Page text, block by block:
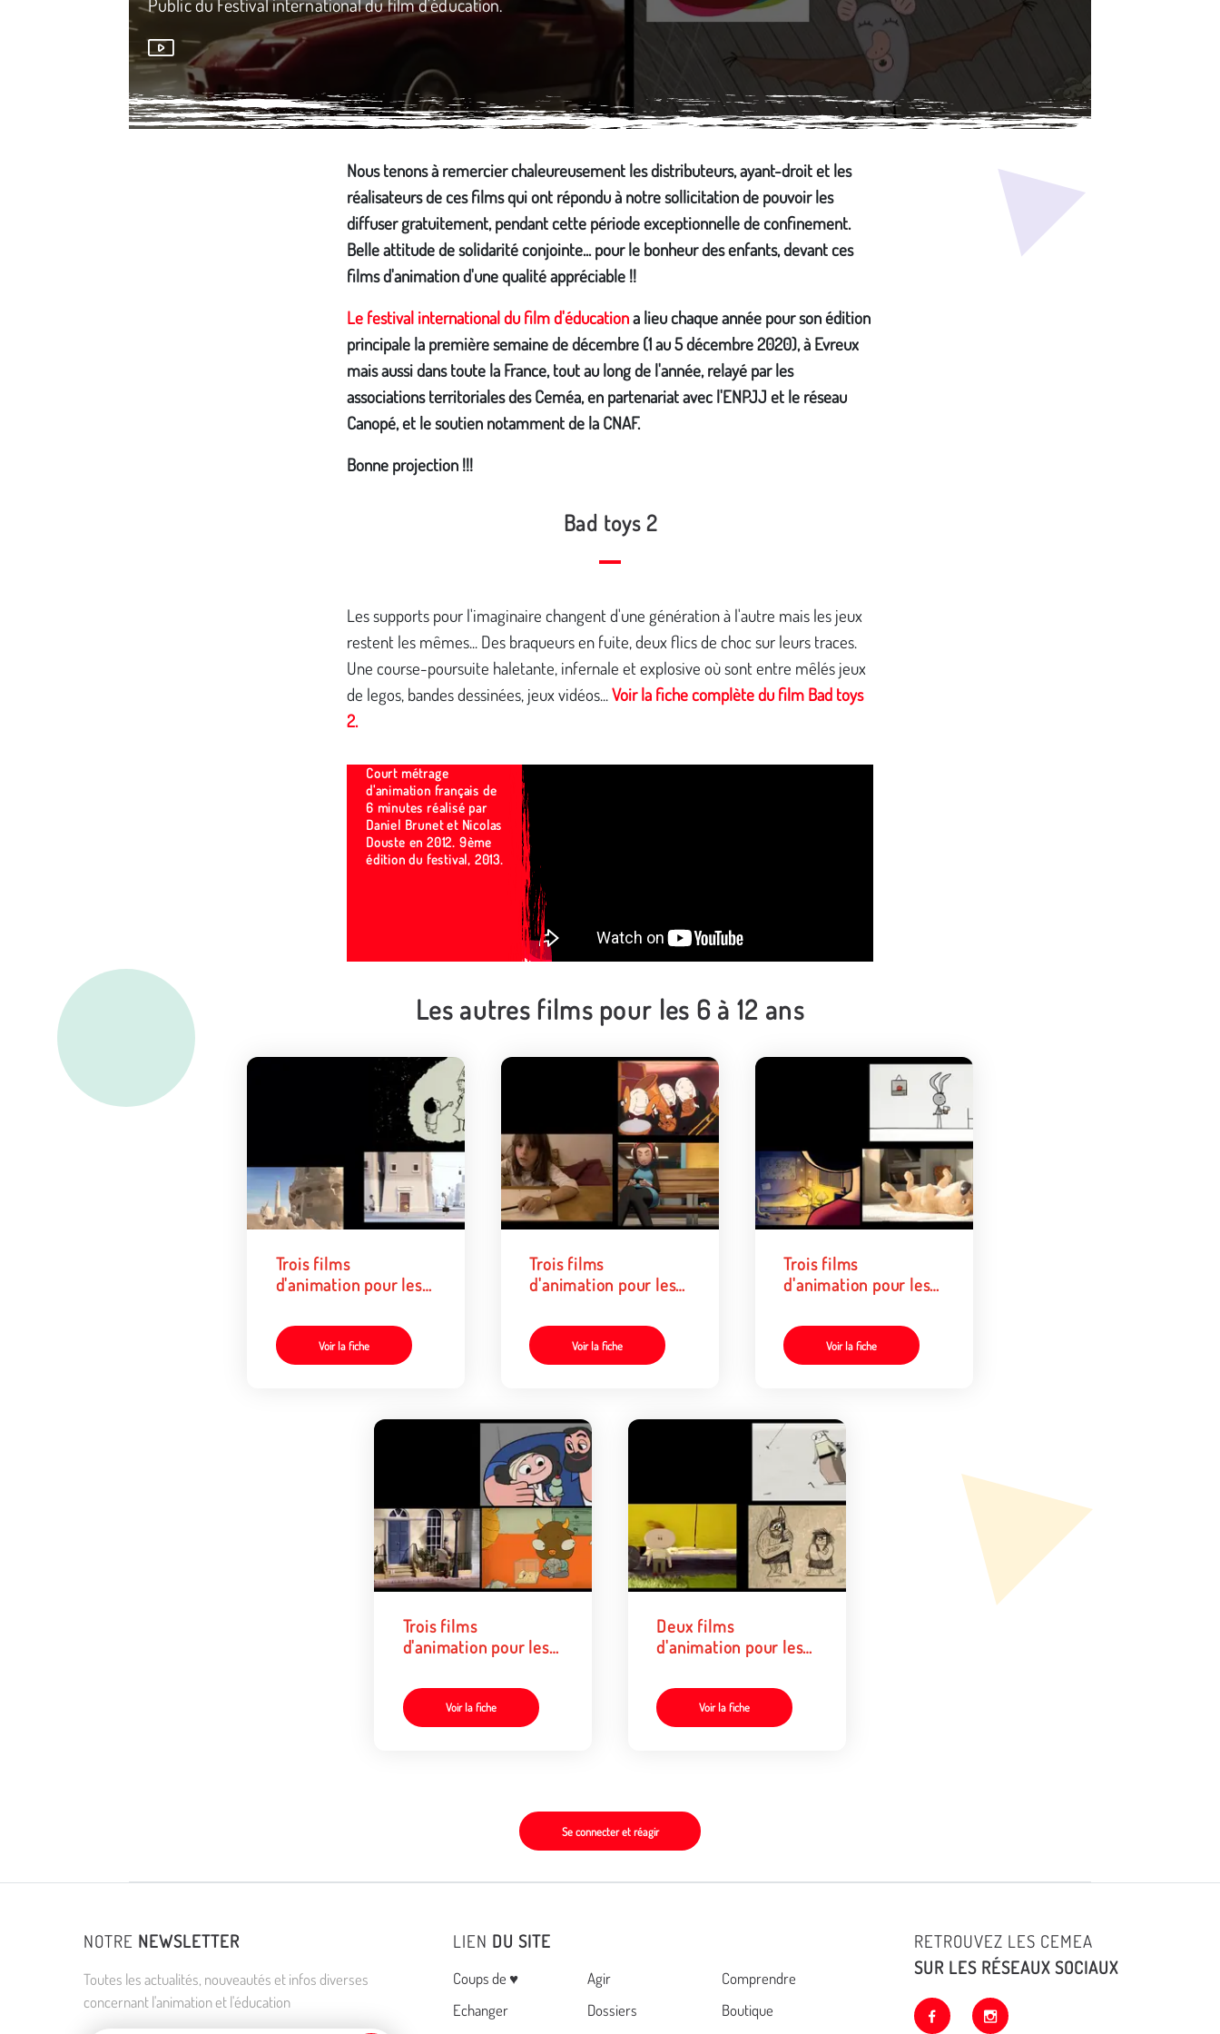
Nous tenons à remercier chaleureusement les distributeurs, ayant-droit et les
réalisateurs de ces films qui ont répondu à notre sollicitation de pouvoir les
diffuser gratuitement, pendant cette période exceptionnelle de confinement.
Belle attitude de solidarité conjointe... pour le bonheur des enfants, devant ces
films d'animation d'une qualité appréciable !!
Le festival international du film d'éducationa lieu chaque année pour son édition
principale la première semaine de décembre (1 au 5 décembre 2020), à Evreux
mais aussi dans toute la France, tout au long de l'année, relayé par les
associations territoriales des Ceméa, en partenariat avec l'ENPJJ et le réseau
Canopé, et le soutien notamment de la CNAF.
Bonne projection !!!
Bad toys 2
Les supports pour l'imaginaire changent d'une génération à l'autre mais les jeux
restent les mêmes... Des braqueurs en fuite, deux flics de choc sur leurs traces.
Une course-poursuite haletante, infernale et explosive où sont entre mêlés jeux
de legos, bandes dessinées, jeux vidéos...Voir la fiche complète du film Bad toys
2.
Court métrage
d'animation français de
6 minutes réalisé par
Daniel Brunet et Nicolas
Douste en 2012. 9ème
édition du festival, 2013.
Les autres films pour les 6 à 12 ans
Trois films
d'animation pour les
Voir la fiche
Trois films
d'animation pour les
2
Voir la fiche
Trois films
d'animation pour les
3
Voir la fiche
Trois films
d'animation pour les
4
Voir la fiche
Deux films
d'animation pour les
6
Voir la fiche
Se connecter et réagir
NOTRE NEWSLETTER
Toutes les actualités, nouveautés et infos diverses
concernant l'animation et l'éducation
LIEN DU SITE
Menu
Coups de ♥ Agir
Comprendre
Echanger
Dossiers Boutique
RETROUVEZ LES CEMEA
SUR LES RÉSEAUX SOCIAUX
facebook instagram